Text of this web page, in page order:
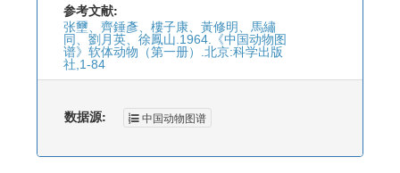
参考文献:
张壐、齊錘彥、樓子康、黃修明、馬繡
同、劉月英、徐鳳山.1964.《中国动物图
谱》软体动物（第一册）.北京:科学出版
社,1-84
数据源: 中国动物图谱